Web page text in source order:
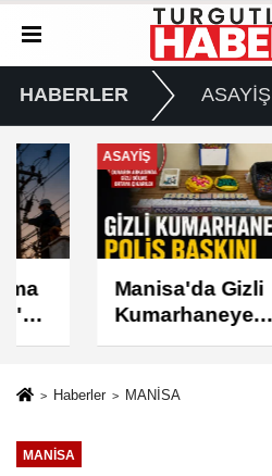
HABERLER ASAYİŞ
ASAYİŞ
Manisa'da Gizli
Kumarhaneye
Polis Baskını
Haberler MANİSA
MANİSA